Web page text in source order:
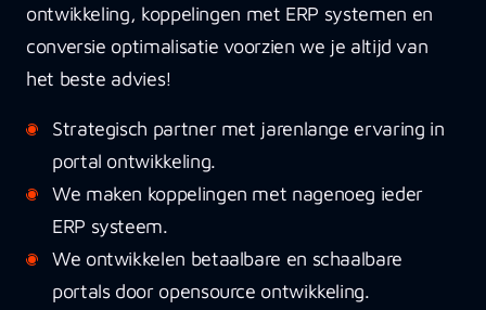
ontwikkeling, koppelingen met ERP systemen en
conversie optimalisatie voorzien we je altijd van
het beste advies!
Strategisch partner met jarenlange ervaring in
portal ontwikkeling.
We maken koppelingen met nagenoeg ieder
ERP systeem.
We ontwikkelen betaalbare en schaalbare
portals door opensource ontwikkeling.